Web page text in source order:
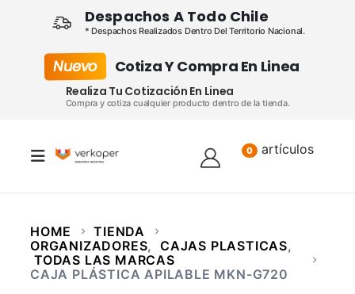
Despachos A Todo Chile
* Despachos Realizados Dentro Del Territorio Nacional.
Nuevo Cotiza Y Compra En Linea
Realiza Tu Cotización En Linea
Compra y cotiza cualquier producto dentro de la tienda.
0 artículos
HOME
TIENDA
ORGANIZADORES, CAJAS PLASTICAS,
TODAS LAS MARCAS
CAJA PLÁSTICA APILABLE MKN-G720